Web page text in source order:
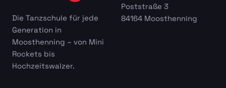
Die Tanzschule für jede
Generation in
Moosthenning – von Mini
Rockets bis
Hochzeitswalzer.
Poststraße 3
84164 Moosthenning